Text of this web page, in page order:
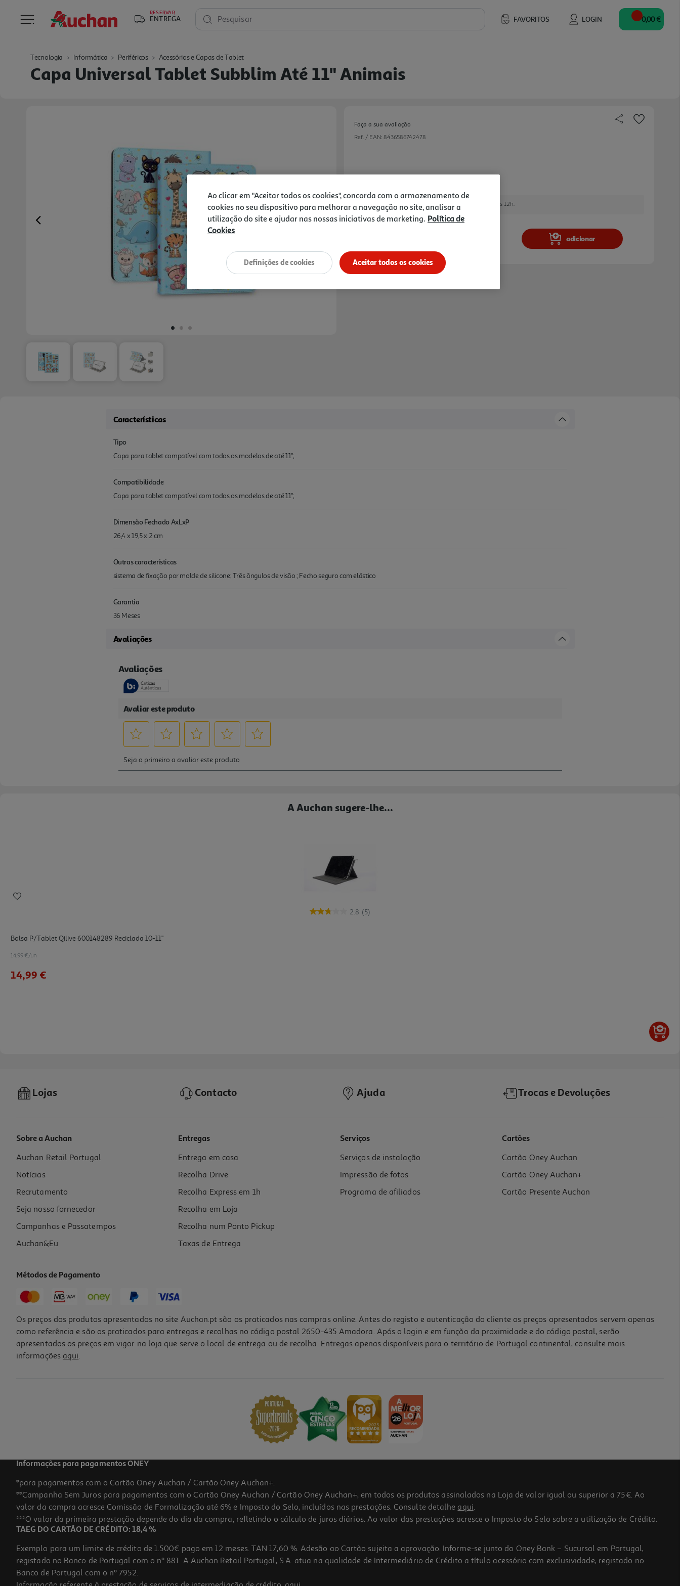
RESERVAR
ENTREGA FAVORITOS LOGIN
Pesquisar 0,00 €
Tecnologia Informática Periféricos Acessórios e Capas de Tablet
Capa Universal Tablet Subblim Até 11" Animais
Previous
Faça a sua avaliação
Ref. / EAN: 8436586742478
Receba em casa a 10/08/2026, se encomendar até às 12h.
adicionar
Características
Tipo
Capa para tablet compatível com todos os modelos de até 11";
Compatibilidade
Capa para tablet compatível com todos os modelos de até 11";
Dimensão Fechado AxLxP
26,4 x 19,5 x 2 cm
Outras características
sistema de fixação por molde de silicone; Três ângulos de visão ; Fecho seguro com elástico
Garantia
36 Meses
Avaliações
A Auchan sugere-lhe...
2.8 (5)
Bolsa P/tablet Qilive 600148289 Reciclada 10-11"
14.99 €/un
14,99 €
Bolsa P/tablet Qilive 600148287 Reciclada 8"
12.99 €/un
12,99 €
Lojas Contacto Ajuda Trocas e Devoluções
Sobre a Auchan
Auchan Retail Portugal
Notícias
Recrutamento
Seja nosso fornecedor
Campanhas e Passatempos
Auchan&Eu
Entregas
Entrega em casa
Recolha Drive
Recolha Express em 1h
Recolha em Loja
Recolha num Ponto Pickup
Taxas de Entrega
Serviços
Serviços de instalação
Impressão de fotos
Programa de afiliados
Cartões
Cartão Oney Auchan
Cartão Oney Auchan+
Cartão Presente Auchan
Métodos de Pagamento
Os preços dos produtos apresentados no site Auchan.pt são os praticados nas compras online. Antes do registo e autenticação do cliente os preços apresentados servem apenas
como referência e são os praticados para entregas e recolhas no código postal 2650-435 Amadora. Após o login e em função da proximidade e do código postal, serão
apresentados os preços em vigor na loja que serve o local de entrega ou de recolha. Entregas apenas disponíveis para o território de Portugal continental, consulte mais
informações aqui.
Informações para pagamentos ONEY
*para pagamentos com o Cartão Oney Auchan / Cartão Oney Auchan+.
**Campanha Sem Juros para pagamentos com o Cartão Oney Auchan / Cartão Oney Auchan+, em todos os produtos assinalados na Loja de valor igual ou superior a 75€. Ao
valor da compra acresce Comissão de Formalização até 6% e Imposto do Selo, incluídos nas prestações. Consulte detalhe aqui.
***O valor da primeira prestação depende do dia da compra, refletindo o cálculo de juros diários. Ao valor das prestações acresce o Imposto do Selo sobre a utilização de Crédito.
TAEG DO CARTÃO DE CRÉDITO: 18,4 %
Exemplo para um limite de crédito de 1.500€ pago em 12 meses. TAN 17,60 %. Adesão ao Cartão sujeita a aprovação. Informe-se junto do Oney Bank – Sucursal em Portugal,
registado no Banco de Portugal com o nº 881. A Auchan Retail Portugal, S.A. atua na qualidade de Intermediário de Crédito a título acessório com exclusividade, registado no
Banco de Portugal com o nº 7952.
Ao clicar em "Aceitar todos os cookies", concorda com o armazenamento de
cookies no seu dispositivo para melhorar a navegação no site, analisar a
utilização do site e ajudar nas nossas iniciativas de marketing. Política de
Cookies
Aceitar todos os cookies
Definições de cookies